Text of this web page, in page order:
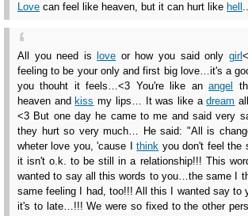
Love can feel like heaven, but it can hurt like hell
All you need islove or how you said only girl
feeling to be your only and first big love…it's a
you thouht it feels…<3 You're like anangel
heaven andkiss my lips… It was like adream
<3 But one day he came to me and said very
they hurt so very much… He said: "All is
wheter love you, 'cause Ithink you don't feel
it isn't o.k. to be still in a relationship!!! This
wanted to say all this words to you…the same I
same feeling I had, too!!! All this I wanted say to
it's to late…!!! We were so fixed to the other